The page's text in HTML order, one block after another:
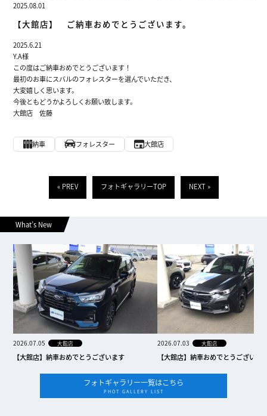
2025.08.01
【大館店】 ご納車おめでとうございます。
2025.6.21
Y.A様
この度はご納車おめでとうございます！
最初のお車にスバルのフォレスターを選んでいただき、
大変嬉しく思います。
今後ともどうかよろしくお願い致します。
大館店 佐藤
納車 フォレスター 大館店
« PREV フォトギャラリーTOP NEXT »
What’s New
2026.07.05 大館店
【大館店】納車おめでとうございます
2026.07.03 大館店
【大館店】納車おめでとうございま
フォトギャラリー一覧はこちら
PHOT GALLERY LIST